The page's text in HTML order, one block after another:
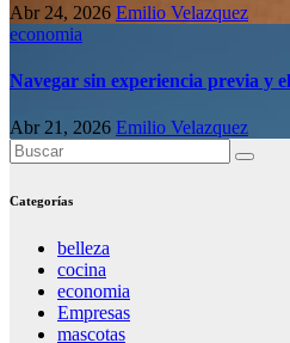
Abr 24, 2026 Emilio Velazquez
economia
Navegar sin experiencia previa y
Abr 21, 2026 Emilio Velazquez
Categorías
belleza
cocina
economia
Empresas
mascotas